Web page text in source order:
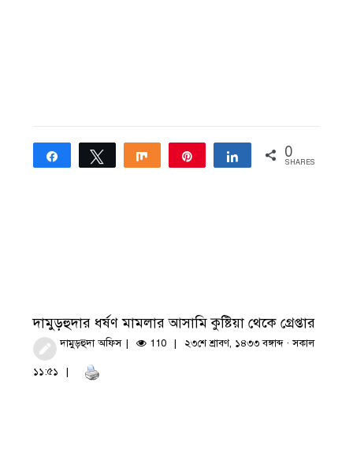
Share Tweet Share Share 0
SHARES
দামুড়হুদার ধর্ষণ মামলার আসামি কুষ্টিয়া থেকে গ্রেপ্তার
দামুড়হুদা অফিস 110 ২৩শে শ্রাবণ, ১৪৩৩ বঙ্গাব্দ · সকাল
১১:৫১